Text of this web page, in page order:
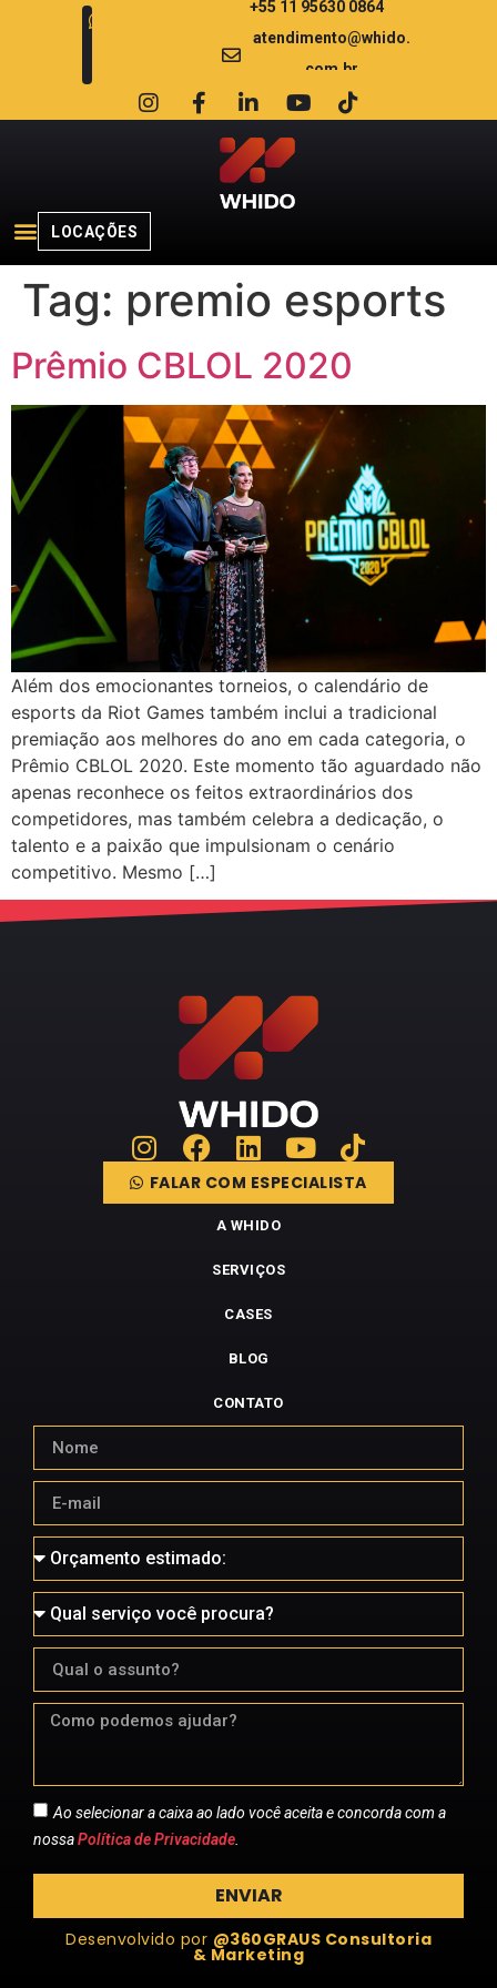
+55 11 95630 0864
atendimento@whido.
com.br
LOCAÇÕES
Tag: premio esports
Prêmio CBLOL 2020
Além dos emocionantes torneios, o calendário de
esports da Riot Games também inclui a tradicional
premiação aos melhores do ano em cada categoria, o
Prêmio CBLOL 2020. Este momento tão aguardado não
apenas reconhece os feitos extraordinários dos
competidores, mas também celebra a dedicação, o
talento e a paixão que impulsionam o cenário
competitivo. Mesmo […]
FALAR COM ESPECIALISTA
A WHIDO
SERVIÇOS
CASES
BLOG
CONTATO
Ao selecionar a caixa ao lado você aceita e concorda com a
nossaPolítica de Privacidade
ENVIAR
Desenvolvido por @360GRAUS Consultoria
& Marketing